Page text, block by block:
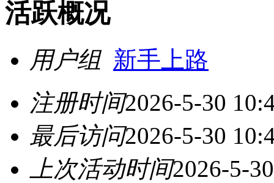
活跃概况
用户组 新手上路
注册时间2026-5-30
最后访问2026-5-30
上次活动时间2026-5-